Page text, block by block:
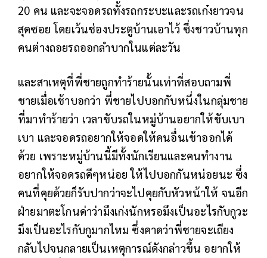
20 คน และจะจอดรถทั้งรถกระบะและรถเก๋งยาวจน
สุดซอย โดยเว้นช่องประตูบ้านเอาไว้ ซึ่งชาวบ้านทุก
คนต่างถอยรถออกลำบากในแต่ละวัน
และสาเหตุที่พี่ชายถูกทำร้ายนั้นเท่าที่สอบถามพี่
ชายเมื่อเช้าบอกว่า พี่ชายไปบอกกับหนึ่งในกลุ่มชาย
ที่มาทำร้ายว่า เวลาขับรถในหมู่บ้านอยากให้ขับเบา
เบา และจอดรถอยากให้จอดให้คนอื่นเข้าออกได้
ด้วย เพราะหมู่บ้านนี้มีทั้งนักเรียนและคนทำงาน
อยากให้จอดรถดีๆหน่อย ให้ไปบอกกันหน่อยนะ ซึ่ง
คนที่คุยด้วยก็รับปากว่าจะไปคุยกับหัวหน้าให้ จนอีก
ฝ่ายมาตะโกนด่าว่ามึงเก่งนักหรอมึงเป็นอะไรกับกูวะ
มึงเป็นอะไรกับกูมากไหม ซึ่งคาดว่าพี่ชายจะเถียง
กลับไปจนกลายเป็นเหตุการณ์ดังกล่าวขึ้น อยากให้